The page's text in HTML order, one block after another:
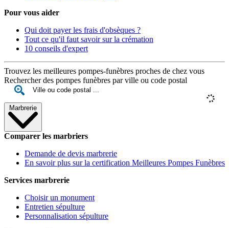
Pour vous aider
Qui doit payer les frais d'obsèques ?
Tout ce qu'il faut savoir sur la crémation
10 conseils d'expert
Trouvez les meilleures pompes-funèbres proches de chez vous
Rechercher des pompes funèbres par ville ou code postal
Marbrerie
Comparer les marbriers
Demande de devis marbrerie
En savoir plus sur la certification Meilleures Pompes Funèbres
Services marbrerie
Choisir un monument
Entretien sépulture
Personnalisation sépulture